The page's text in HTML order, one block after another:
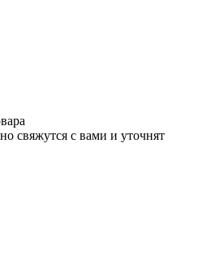
свяжутся с вами и уточнят